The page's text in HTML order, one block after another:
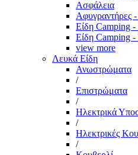
Ασφάλεια
Αφυγραντήρες -
Είδη Camping
Είδη Camping
view more
Λευκά Είδη
Ανωστρώματα
/
Επιστρώματα
/
Ηλεκτρικά
/
Ηλεκτρικές
/